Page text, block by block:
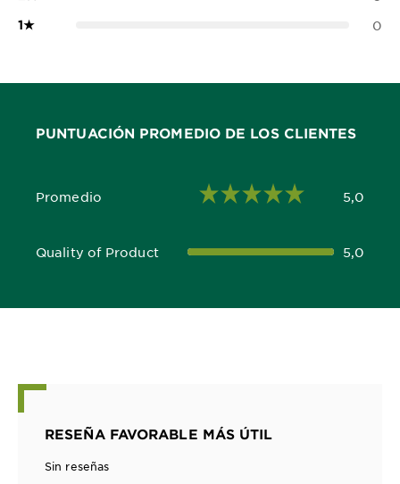
1★ 0
PUNTUACIÓN PROMEDIO DE LOS CLIENTES
Promedio
5,0 out of 5 stars 5,0
Quality of Product
5,0 out of 5 stars 5,0
RESEÑA FAVORABLE MÁS ÚTIL
Sin reseñas